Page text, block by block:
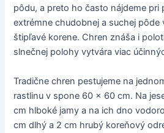
pôdu, a preto ho často nájdeme pri
extrémne chudobnej a suchej pôde
štipľavé korene. Chren znáša i
slnečnej polohy vytvára viac
Tradične chren pestujeme na
rastlinu v spone 60 × 60 cm. Na
cm hlboké jamy a na ich dno
cm dlhý a 2 cm hrubý koreňový